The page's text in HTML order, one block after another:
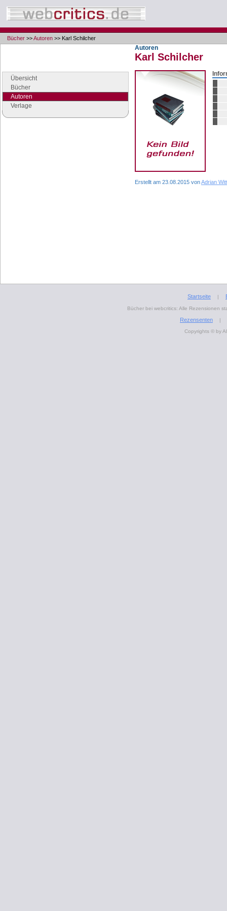
Bücher >>Autoren >> Karl Schilcher
Übersicht
Bücher
Autoren
Verlage
Autoren
Karl Schilcher
Erstellt am 23.08.2015 vonAdrian Witt
Startseite |
Bücher bei webcritics: Alle Rezensionen
Rezensenten
|
Copyrights © by